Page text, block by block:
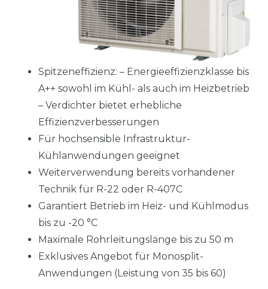
Spitzeneffizienz: – Energieeffizienzklasse bis
A++ sowohl im Kühl- als auch im Heizbetrieb
– Verdichter bietet erhebliche
Effizienzverbesserungen
Für hochsensible Infrastruktur-
Kühlanwendungen geeignet
Weiterverwendung bereits vorhandener
Technik für R-22 oder R-407C
Garantiert Betrieb im Heiz- und Kühlmodus
bis zu -20 °C
Maximale Rohrleitungslänge bis zu 50 m
Exklusives Angebot für Monosplit-
Anwendungen (Leistung von 35 bis 60)